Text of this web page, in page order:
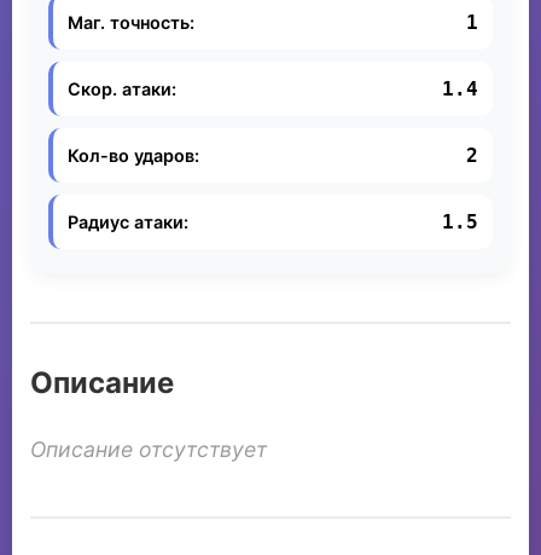
Маг. точность: 1
Скор. атаки: 1.4
Кол-во ударов: 2
Радиус атаки: 1.5
Описание
Описание отсутствует